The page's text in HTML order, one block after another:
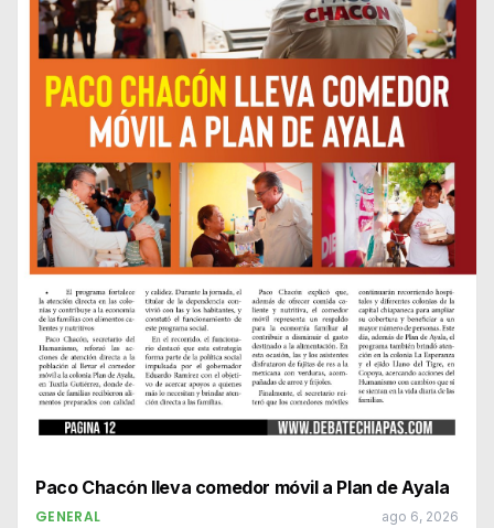
Paco Chacón lleva comedor móvil a Plan de Ayala
GENERAL ago 6, 2026